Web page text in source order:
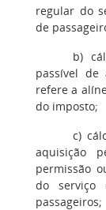
regular do
de
b)
passível de
refere a
do imposto;
c)
aquisição
permissão
do serviço
passageiros;